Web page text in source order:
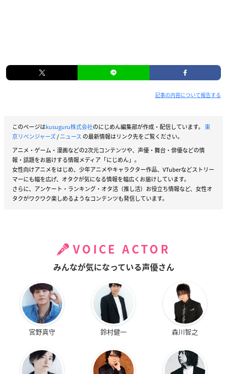
記事の内容について報告する
このページはkusuguru株式会社のにじめん編集部が作成・配信しています。 東
京リベンジャーズ/ニュース の最新情報はリンク先をご覧ください。
アニメ・ゲーム・漫画などの2次元コンテンツや、声優・舞台・俳優などの情
報・話題をお届けする情報メディア「にじめん」。
女性向けアニメをはじめ、少年アニメやキャラクター作品、VTuberなどストリー
マーにも幅を広げ、オタクが気になる情報を幅広くお届けしています。
さらに、アンケート・ランキング・オタ活（推し活）お役立ち情報など、女性オ
タクがワクワク楽しめるようなコンテンツも発信しています。
VOICE ACTOR
みんなが気になっている声優さん
宮野真守 鈴村健一 森川智之